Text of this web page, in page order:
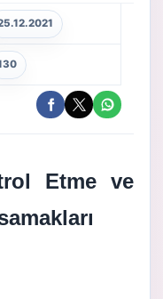
Etme ve